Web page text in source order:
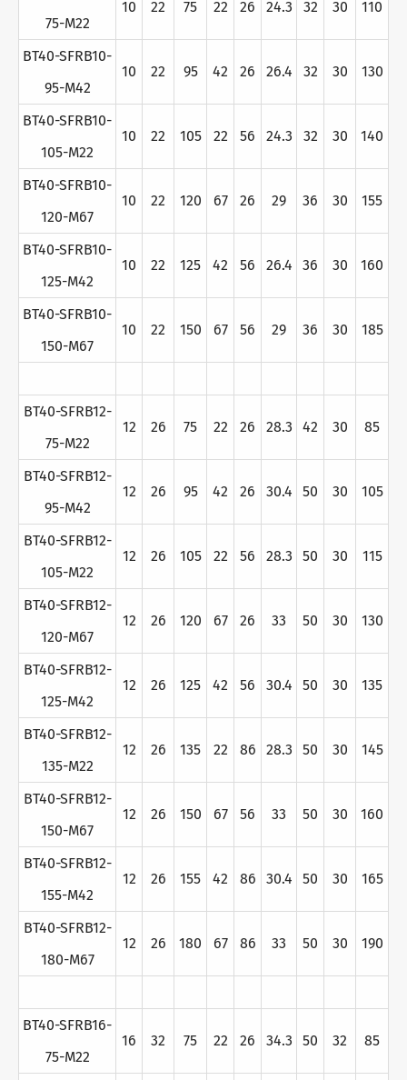
75-M22
10 22 75 22 26 24.3 32 30 110
BT40-SFRB10-
95-M42
10 22 95 42 26 26.4 32 30 130
BT40-SFRB10-
105-M22
10 22 105 22 56 24.3 32 30 140
BT40-SFRB10-
120-M67
10 22 120 67 26 29 36 30 155
BT40-SFRB10-
125-M42
10 22 125 42 56 26.4 36 30 160
BT40-SFRB10-
150-M67
10 22 150 67 56 29 36 30 185
BT40-SFRB12-
75-M22
12 26 75 22 26 28.3 42 30 85
BT40-SFRB12-
95-M42
12 26 95 42 26 30.4 50 30 105
BT40-SFRB12-
105-M22
12 26 105 22 56 28.3 50 30 115
BT40-SFRB12-
120-M67
12 26 120 67 26 33 50 30 130
BT40-SFRB12-
125-M42
12 26 125 42 56 30.4 50 30 135
BT40-SFRB12-
135-M22
12 26 135 22 86 28.3 50 30 145
BT40-SFRB12-
150-M67
12 26 150 67 56 33 50 30 160
BT40-SFRB12-
155-M42
12 26 155 42 86 30.4 50 30 165
BT40-SFRB12-
180-M67
12 26 180 67 86 33 50 30 190
BT40-SFRB16-
75-M22
16 32 75 22 26 34.3 50 32 85